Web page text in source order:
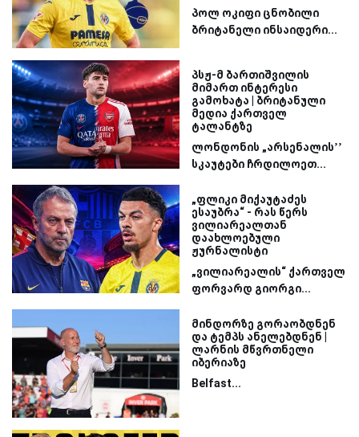
პოლ ოკიფი ცნობილი
ბრიტანელი ინსაიდერი...
პსჟ-მ ბართიშვილის
მიმართ ინტერესი
გამოხატა | ბრიტანული
მედია ქართველ
ტალანტზე
ლონდონის „არსენალის’’
სკაუტები ჩრდილოეთ...
„ფლიკი მიქაუტაძეს
ესაუბრა“ - რას წერს
ვილიარეალთან
დაახლოებული
ჟურნალისტი
„ვილიარეალის“ ქართველ
ფორვარდ გიორგი...
მინდორზე გორაობდნენ
და ტემპს ანელებდნენ |
ლარნის მწვრთნელი
იბერიაზე
Belfast...